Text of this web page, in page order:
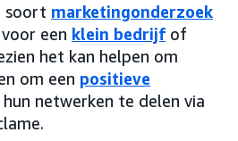
soort marketingonderzoek
een klein bedrijf of
het kan helpen om
om een positieve
netwerken te delen via